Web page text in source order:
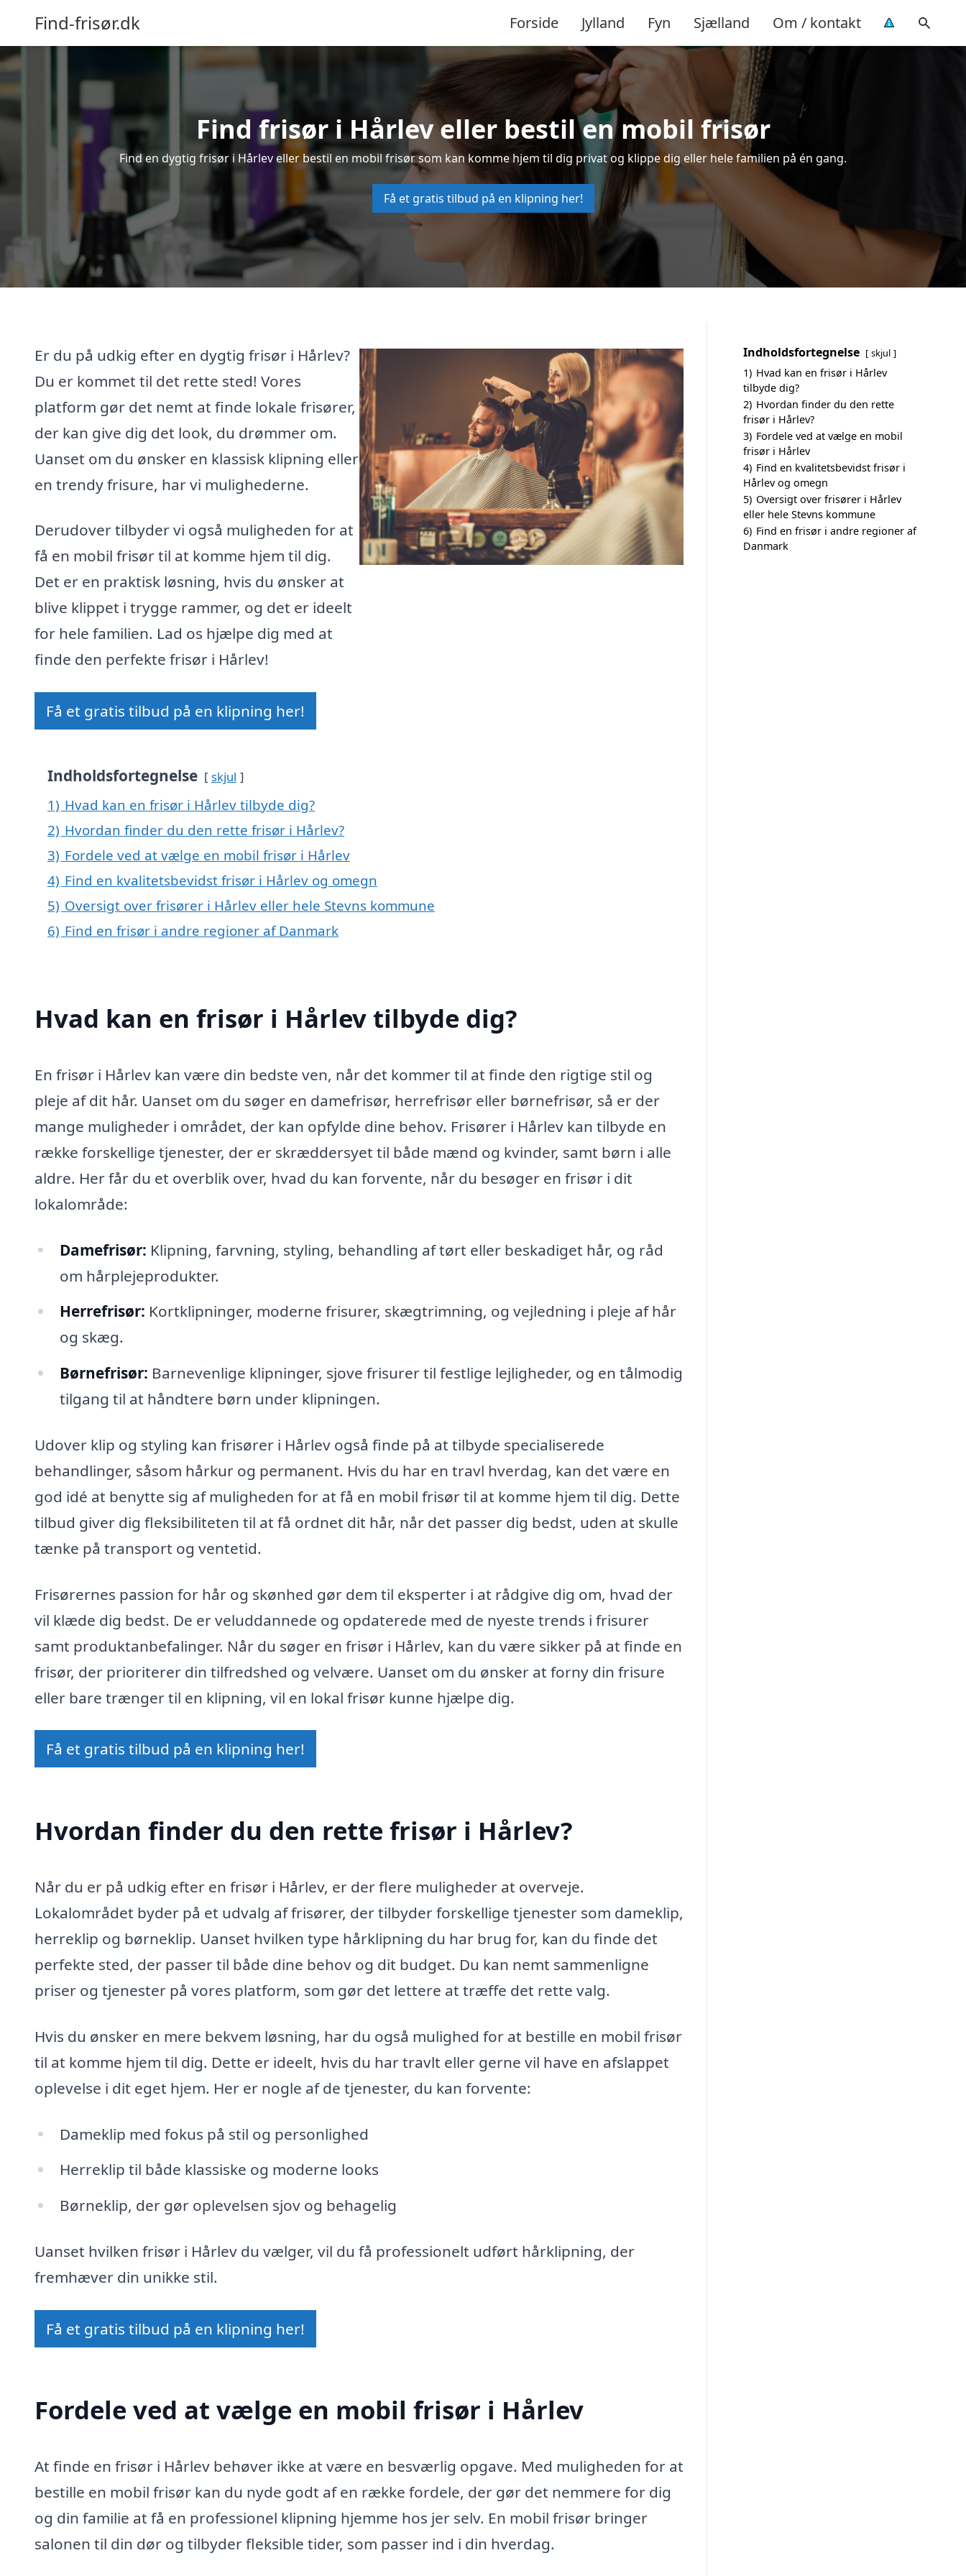
Find-frisør.dk Forside Jylland Fyn Sjælland Om / kontakt
Find frisør i Hårlev eller bestil en mobil frisør
Find en dygtig frisør i Hårlev eller bestil en mobil frisør som kan komme hjem til dig privat og klippe dig eller hele familien på én gang.
Få et gratis tilbud på en klipning her!
Er du på udkig efter en dygtig frisør i Hårlev?
Du er kommet til det rette sted! Vores
platform gør det nemt at finde lokale frisører,
der kan give dig det look, du drømmer om.
Uanset om du ønsker en klassisk klipning eller
en trendy frisure, har vi mulighederne.
Derudover tilbyder vi også muligheden for at
få en mobil frisør til at komme hjem til dig.
Det er en praktisk løsning, hvis du ønsker at
blive klippet i trygge rammer, og det er ideelt
for hele familien. Lad os hjælpe dig med at
finde den perfekte frisør i Hårlev!
Få et gratis tilbud på en klipning her!
Indholdsfortegnelse skjul
1) Hvad kan en frisør i Hårlev tilbyde dig?
2) Hvordan finder du den rette frisør i Hårlev?
3) Fordele ved at vælge en mobil frisør i Hårlev
4) Find en kvalitetsbevidst frisør i Hårlev og omegn
5) Oversigt over frisører i Hårlev eller hele Stevns kommune
6) Find en frisør i andre regioner af Danmark
Hvad kan en frisør i Hårlev tilbyde dig?
En frisør i Hårlev kan være din bedste ven, når det kommer til at finde den rigtige stil og
pleje af dit hår. Uanset om du søger en damefrisør, herrefrisør eller børnefrisør, så er der
mange muligheder i området, der kan opfylde dine behov. Frisører i Hårlev kan tilbyde en
række forskellige tjenester, der er skræddersyet til både mænd og kvinder, samt børn i alle
aldre. Her får du et overblik over, hvad du kan forvente, når du besøger en frisør i dit
lokalområde:
Damefrisør: Klipning, farvning, styling, behandling af tørt eller beskadiget hår, og råd
om hårplejeprodukter.
Herrefrisør: Kortklipninger, moderne frisurer, skægtrimning, og vejledning i pleje af hår
og skæg.
Børnefrisør: Barnevenlige klipninger, sjove frisurer til festlige lejligheder, og en tålmodig
tilgang til at håndtere børn under klipningen.
Udover klip og styling kan frisører i Hårlev også finde på at tilbyde specialiserede
behandlinger, såsom hårkur og permanent. Hvis du har en travl hverdag, kan det være en
god idé at benytte sig af muligheden for at få en mobil frisør til at komme hjem til dig. Dette
tilbud giver dig fleksibiliteten til at få ordnet dit hår, når det passer dig bedst, uden at skulle
tænke på transport og ventetid.
Frisørernes passion for hår og skønhed gør dem til eksperter i at rådgive dig om, hvad der
vil klæde dig bedst. De er veluddannede og opdaterede med de nyeste trends i frisurer
samt produktanbefalinger. Når du søger en frisør i Hårlev, kan du være sikker på at finde en
frisør, der prioriterer din tilfredshed og velvære. Uanset om du ønsker at forny din frisure
eller bare trænger til en klipning, vil en lokal frisør kunne hjælpe dig.
Få et gratis tilbud på en klipning her!
Hvordan finder du den rette frisør i Hårlev?
Når du er på udkig efter en frisør i Hårlev, er der flere muligheder at overveje.
Lokalområdet byder på et udvalg af frisører, der tilbyder forskellige tjenester som dameklip,
herreklip og børneklip. Uanset hvilken type hårklipning du har brug for, kan du finde det
perfekte sted, der passer til både dine behov og dit budget. Du kan nemt sammenligne
priser og tjenester på vores platform, som gør det lettere at træffe det rette valg.
Hvis du ønsker en mere bekvem løsning, har du også mulighed for at bestille en mobil frisør
til at komme hjem til dig. Dette er ideelt, hvis du har travlt eller gerne vil have en afslappet
oplevelse i dit eget hjem. Her er nogle af de tjenester, du kan forvente:
Dameklip med fokus på stil og personlighed
Herreklip til både klassiske og moderne looks
Børneklip, der gør oplevelsen sjov og behagelig
Uanset hvilken frisør i Hårlev du vælger, vil du få professionelt udført hårklipning, der
fremhæver din unikke stil.
Få et gratis tilbud på en klipning her!
Fordele ved at vælge en mobil frisør i Hårlev
At finde en frisør i Hårlev behøver ikke at være en besværlig opgave. Med muligheden for at
bestille en mobil frisør kan du nyde godt af en række fordele, der gør det nemmere for dig
og din familie at få en professionel klipning hjemme hos jer selv. En mobil frisør bringer
salonen til din dør og tilbyder fleksible tider, som passer ind i din hverdag.
Indholdsfortegnelse skjul
1) Hvad kan en frisør i Hårlev
tilbyde dig?
2) Hvordan finder du den rette
frisør i Hårlev?
3) Fordele ved at vælge en mobil
frisør i Hårlev
4) Find en kvalitetsbevidst frisør i
Hårlev og omegn
5) Oversigt over frisører i Hårlev
eller hele Stevns kommune
6) Find en frisør i andre regioner af
Danmark